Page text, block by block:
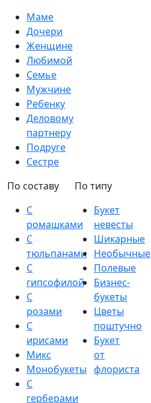
Маме
Дочери
Женщине
Любимой
Семье
Мужчине
Ребенку
Деловому
партнеру
Подруге
Сестре
По составу
С
ромашками
С
тюльпанами
С
гипсофилой
С
розами
С
ирисами
Микс
Монобукеты
С
герберами
По типу
Букет
невесты
Шикарные
Необычные
Полевые
Бизнес-
букеты
Цветы
поштучно
Букет
от
флориста